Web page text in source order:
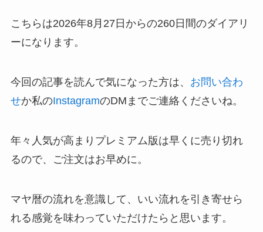
こちらは2026年8月27日からの260日間のダイアリ
ーになります。
今回の記事を読んで気になった方は、 お問い合わ
せか私のInstagramのDMまでご連絡くださいね。
年々人気が高まりプレミアム版は早くに売り切れ
るので、ご注文はお早めに。
マヤ暦の流れを意識して、いい流れを引き寄せら
れる感覚を味わっていただけたらと思います。